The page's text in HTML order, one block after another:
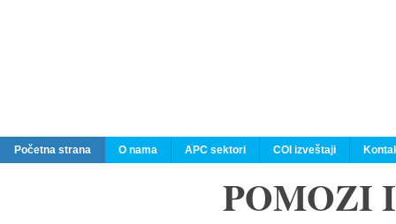
Početna strana O nama APC sektori COI izveštaji
POMOZI